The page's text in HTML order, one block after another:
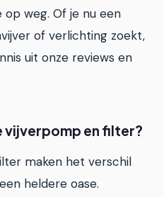
op weg. Of je nu een
of verlichting zoekt,
uit onze reviews en
vijverpomp en filter?
maken het verschil
heldere oase.